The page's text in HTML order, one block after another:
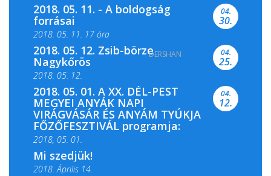
2018. 05. 11. - A boldogság
forrásai
2018. 05. 11. 17 óra
2018. 05. 11. 19 óra
04.
30.
2018. 05. 12. Zsib-börze
Nagykőrös
2018. 05. 12.
04.
25.
2018. 05. 01. A XX. DÉL-PEST
MEGYEI ANYÁK NAPI
VIRÁGVÁSÁR ÉS ANYÁM TYÚKJA
FŐZŐFESZTIVÁL programja:
2018, 05. 01.
04.
12.
Mi szedjük!
2018. Április 14.
DERSHAN